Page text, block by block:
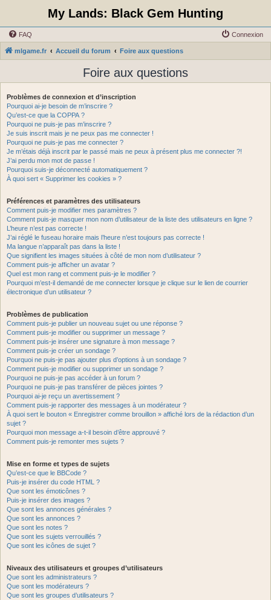
My Lands: Black Gem Hunting
FAQ Connexion
mlgame.fr Accueil du forum Foire aux questions
Foire aux questions
Problèmes de connexion et d’inscription
Pourquoi ai-je besoin de m’inscrire ?
Qu’est-ce que la COPPA ?
Pourquoi ne puis-je pas m’inscrire ?
Je suis inscrit mais je ne peux pas me connecter !
Pourquoi ne puis-je pas me connecter ?
Je m’étais déjà inscrit par le passé mais ne peux à présent plus me connecter ?!
J’ai perdu mon mot de passe !
Pourquoi suis-je déconnecté automatiquement ?
À quoi sert « Supprimer les cookies » ?
Préférences et paramètres des utilisateurs
Comment puis-je modifier mes paramètres ?
Comment puis-je masquer mon nom d’utilisateur de la liste des utilisateurs en ligne ?
L’heure n’est pas correcte !
J’ai réglé le fuseau horaire mais l’heure n’est toujours pas correcte !
Ma langue n’apparaît pas dans la liste !
Que signifient les images situées à côté de mon nom d’utilisateur ?
Comment puis-je afficher un avatar ?
Quel est mon rang et comment puis-je le modifier ?
Pourquoi m’est-il demandé de me connecter lorsque je clique sur le lien de courrier
électronique d’un utilisateur ?
Problèmes de publication
Comment puis-je publier un nouveau sujet ou une réponse ?
Comment puis-je modifier ou supprimer un message ?
Comment puis-je insérer une signature à mon message ?
Comment puis-je créer un sondage ?
Pourquoi ne puis-je pas ajouter plus d’options à un sondage ?
Comment puis-je modifier ou supprimer un sondage ?
Pourquoi ne puis-je pas accéder à un forum ?
Pourquoi ne puis-je pas transférer de pièces jointes ?
Pourquoi ai-je reçu un avertissement ?
Comment puis-je rapporter des messages à un modérateur ?
À quoi sert le bouton « Enregistrer comme brouillon » affiché lors de la rédaction d’un
sujet ?
Pourquoi mon message a-t-il besoin d’être approuvé ?
Comment puis-je remonter mes sujets ?
Mise en forme et types de sujets
Qu’est-ce que le BBCode ?
Puis-je insérer du code HTML ?
Que sont les émoticônes ?
Puis-je insérer des images ?
Que sont les annonces générales ?
Que sont les annonces ?
Que sont les notes ?
Que sont les sujets verrouillés ?
Que sont les icônes de sujet ?
Niveaux des utilisateurs et groupes d’utilisateurs
Que sont les administrateurs ?
Que sont les modérateurs ?
Que sont les groupes d’utilisateurs ?